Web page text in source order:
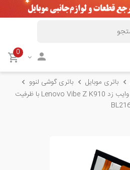
0
باتری موبایل
باتری گوشی لنوو
باتری اورجینال گوشی موبایل لنوو وایب زد Lenovo Vibe Z K910 با ظرفیت